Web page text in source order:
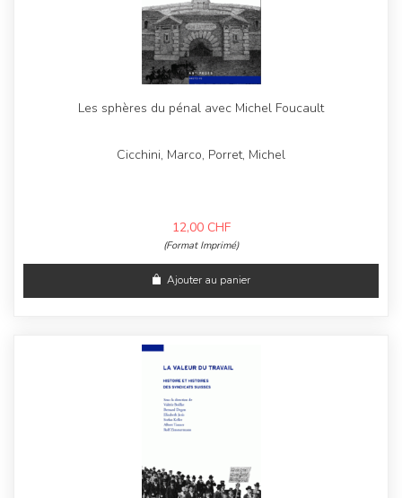
Les sphères du pénal avec Michel Foucault
Cicchini, Marco, Porret, Michel
12,00 CHF
(Format Imprimé)
Ajouter au panier